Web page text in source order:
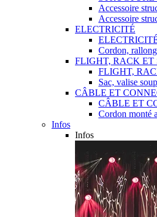
Accessoire
Accessoire
ELECTRICITÉ
Cordon,
FLIGHT, RACK ET
FLIGHT,
Sac, valise
CÂBLE ET
CÂBLE ET
Cordon monté
Infos
Infos